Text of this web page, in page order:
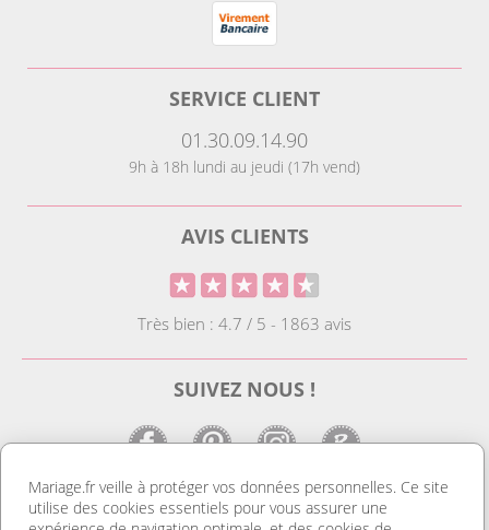
SERVICE CLIENT
01.30.09.14.90
9h à 18h lundi au jeudi (17h vend)
AVIS CLIENTS
Très bien : 4.7 / 5 - 1863 avis
SUIVEZ NOUS !
LE SITE DE LA DECO MARIAGE
Mariage.fr veille à protéger vos données personnelles. Ce site
utilise des cookies essentiels pour vous assurer une